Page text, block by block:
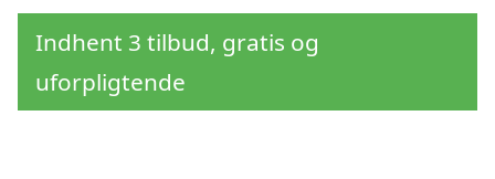
Indhent 3 tilbud, gratis og
uforpligtende